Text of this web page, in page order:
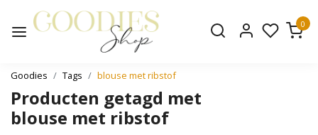
0
Goodies Tags blouse met ribstof
Producten getagd met
blouse met ribstof